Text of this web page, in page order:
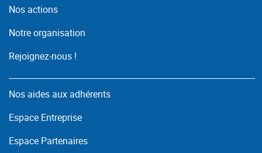
Nos actions
Notre organisation
Rejoignez-nous !
Nos aides aux adhérents
Espace Entreprise
Espace Partenaires